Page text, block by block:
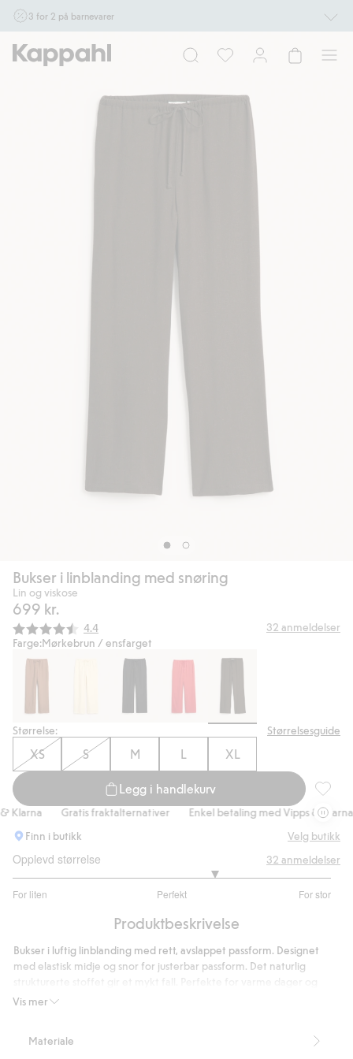
3 for 2 på barnevarer
17/8 i butikk & online for deg som er eller blir medlem. Kan ikke kombineres med
andre tilbud eller rabatter.
Handle nå
Bukser i linblanding med snøring
Lin og viskose
699 kr.
Gjennomsnittskarakter:
4.4 32 anmeldelser
Farge:Mørkebrun / ensfarget
Størrelse: Størrelsesguide
XS S M L XL
Legg i handlekurv
Gratis fraktalternativer
Enkel betaling med Vipps & Klarna
Finn i butikk
Velg butikk
Opplevd størrelse
For liten Perfekt For stor
av
26
stemmer
32 anmeldelser
Produktbeskrivelse
Vis mer
Bukser i luftig linblanding med rett, avslappet passform. Designet
med elastisk midje og snor for justerbar passform. Det naturlig
avslappede hverdagsantrekk.
Del av ett sett
Materiale